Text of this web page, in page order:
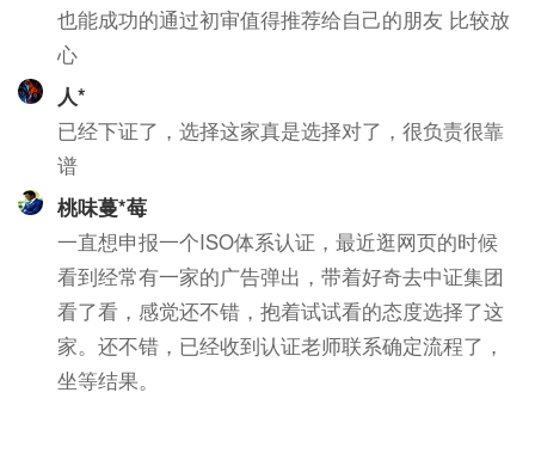
也能成功的通过初审值得推荐给自己的朋友 比较放
心
人*
已经下证了，选择这家真是选择对了，很负责很靠
谱
桃味蔓*莓
一直想申报一个ISO体系认证，最近逛网页的时候
看到经常有一家的广告弹出，带着好奇去中证集团
看了看，感觉还不错，抱着试试看的态度选择了这
家。还不错，已经收到认证老师联系确定流程了，
坐等结果。